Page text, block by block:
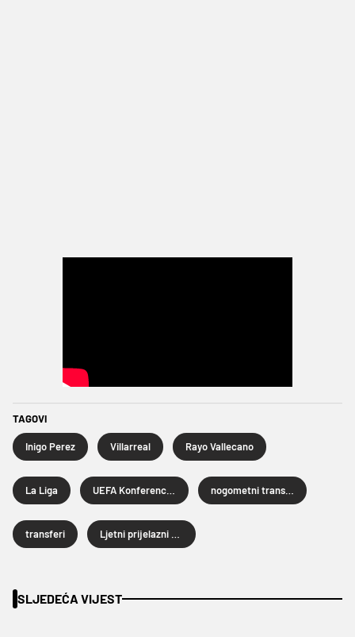
TAGOVI
Inigo Perez Villarreal Rayo Vallecano
La Liga
transferi
SLJEDEĆA VIJEST